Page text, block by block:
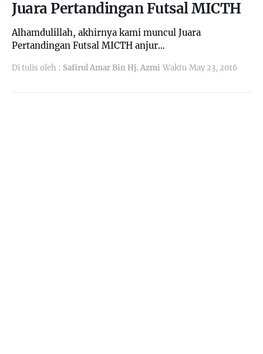
Juara Pertandingan Futsal MICTH
Alhamdulillah, akhirnya kami muncul Juara
Pertandingan Futsal MICTH anjur…
Di tulis oleh : Safirul Amar Bin Hj. Azmi Waktu May 23, 2016